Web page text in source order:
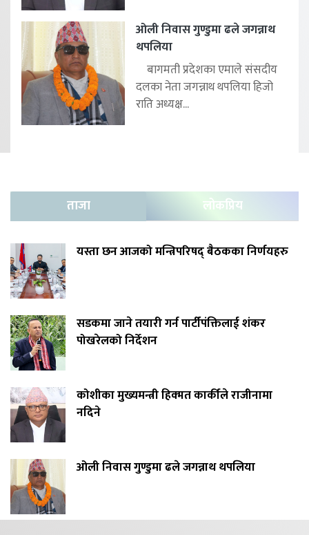
ओली निवास गुण्डुमा ढले जगन्नाथ
थपलिया
बागमती प्रदेशका एमाले संसदीय
दलका नेता जगन्नाथ थपलिया हिजो
राति अध्यक्ष...
ताजा लोकप्रिय
यस्ता छन आजको मन्त्रिपरिषद् बैठकका निर्णयहरु
सडकमा जाने तयारी गर्न पार्टीपंक्तिलाई शंकर
पोखरेलको निर्देशन
कोशीका मुख्यमन्त्री हिक्मत कार्कीले राजीनामा
नदिने
ओली निवास गुण्डुमा ढले जगन्नाथ थपलिया